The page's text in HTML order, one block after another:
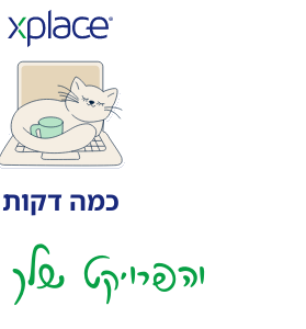
כמה דקות
והפרויקט